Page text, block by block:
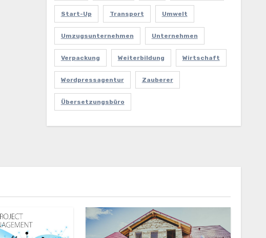
Start-Up Transport Umwelt
Umzugsunternehmen Unternehmen
Verpackung Weiterbildung Wirtschaft
Wordpressagentur Zauberer
Übersetzungsbüro